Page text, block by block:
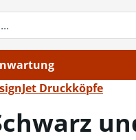
Druckköpfe